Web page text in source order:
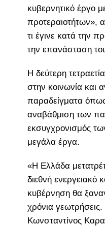
κυβερνητικό έργο
προτεραιοτήτων»,
τι έγινε κατά την
την επανάσταση
Η δεύτερη
στην κοινωνία και
παραδείγματα
αναβάθμιση των
εκσυγχρονισμός
μεγάλα έργα.
«Η Ελλάδα
διεθνή ενεργειακό
κυβέρνηση θα
χρόνια
Κωνσταντίνος